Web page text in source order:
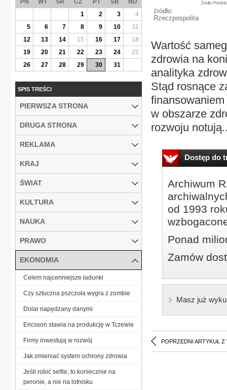
źródło:
Rzeczpospolita
Wartość
zdrowia na
analityka
Stąd rosnące
w obszarze
rozwoju
Dostęp do
Archiwum
od 1993
Ponad
Zamów
Masz już
POPRZEDNI ARTYKUŁ Z
1
2 3
4
5
6 7 8 9 10
11
12
13 14 15 16 17
18
19
20 21 22 23 24
25
26
27 28 29 30 31
SPIS TREŚCI
PIERWSZA STRONA
DRUGA STRONA
REKLAMA
KRAJ
ŚWIAT
KULTURA
NAUKA
PRAWO
EKONOMIA
Celem najcenniejsze ładunki
Czy sztuczna pszczoła wygra z zombie
Dolar napędzany danymi
Ericsson stawia na produkcję w Tczewie
Firmy inwestują w rozwój
Jak zmieniać system ochrony zdrowia
Jeśli robić selfie, to koniecznie na
peronie, a nie na lotnisku